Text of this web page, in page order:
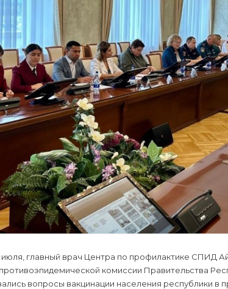
июля, главный врач Центра по профилактике СПИД
комиссии Правительства
вопросы вакцинации населения республики